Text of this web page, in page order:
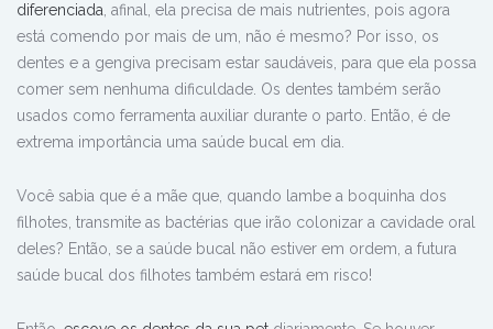
diferenciada, afinal, ela precisa de mais nutrientes, pois agora
está comendo por mais de um, não é mesmo? Por isso, os
dentes e a gengiva precisam estar saudáveis, para que ela possa
comer sem nenhuma dificuldade. Os dentes também serão
usados como ferramenta auxiliar durante o parto. Então, é de
extrema importância uma saúde bucal em dia.
Você sabia que é a mãe que, quando lambe a boquinha dos
filhotes, transmite as bactérias que irão colonizar a cavidade oral
deles? Então, se a saúde bucal não estiver em ordem, a futura
saúde bucal dos filhotes também estará em risco!